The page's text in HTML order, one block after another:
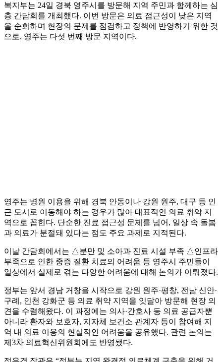
복지부는 24일 경북 영주시를 방문해 지역 주민과 함께하는 심
층 간담회를 개최했다. 이번 방문은 의료 접근성이 낮은 지역
을 순회하며 현장의 문제를 점검하고 정책에 반영하기 위한 것
으로, 영주는 다섯 번째 방문 지역이다.
영주는 병원 이용을 위해 경북 안동이나 강원 원주, 대구 등 인
근 도시로 이동해야 하는 경우가 많아 대표적인 의료 취약 지
역으로 꼽힌다. 단순한 진료 접근성 문제를 넘어, 일상 속 돌봄
과 의료가 분절돼 있다는 점도 주요 과제로 지적된다.
이날 간담회에서는 △분만 및 소아과 진료 시설 부족 △인프라
부족으로 인한 중증 질환 치료의 어려움 등 영주시 주민들이
일상에서 실제로 겪는 다양한 어려움에 대해 논의가 이뤄졌다.
정부는 앞서 경남 거창을 시작으로 강원 원주·평창, 전남 신안·
구례, 인천 강화군 등 의료 취약 지역을 잇달아 방문해 현장 의
견을 수렴해왔다. 이 과정에는 의사·간호사 등 의료 공급자뿐
아니라 환자와 보호자, 지자체 보건소 관계자 등이 참여해 지
역 내 의료 이용의 현실적인 어려움을 공유했다. 관련 논의는
제3차 의료혁신위원회에도 반영됐다.